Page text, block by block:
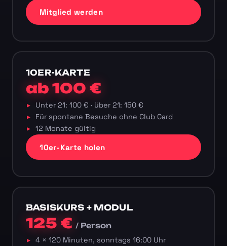
Mitglied werden
10ER-KARTE
ab 100 €
Unter 21: 100 € · über 21: 150 €
Für spontane Besuche ohne Club Card
12 Monate gültig
10er-Karte holen
BASISKURS + MODUL
125 €/ Person
4 × 120 Minuten, sonntags 16:00 Uhr